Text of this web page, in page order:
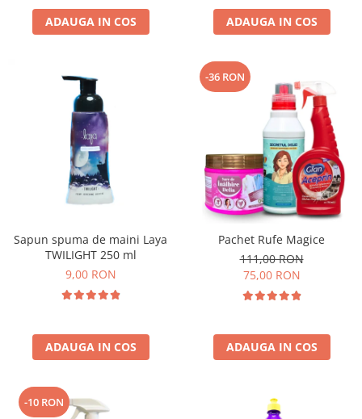
ADAUGA IN COS ADAUGA IN COS
Sapun spuma de maini Laya
TWILIGHT 250 ml
9,00 RON
ADAUGA IN COS
-36 RON
Pachet Rufe Magice
111,00 RON
75,00 RON
ADAUGA IN COS
-10 RON